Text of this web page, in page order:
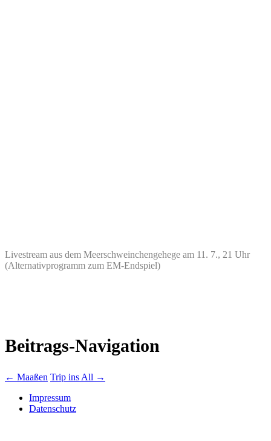
Livestream aus dem Meerschweinchengehege am 11. 7., 21 Uhr
(Alternativprogramm zum EM-Endspiel)
Beitrags-Navigation
← Maaßen Trip ins All →
Impressum
Datenschutz